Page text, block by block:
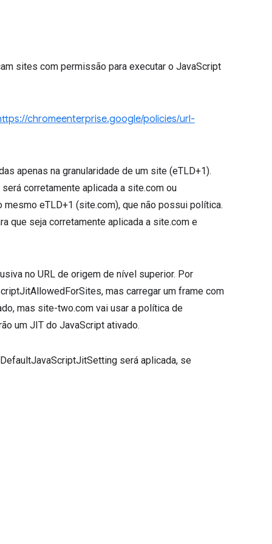
sites com permissão para executar o JavaScript
chromeenterprise.google/policies/url-
apenas na granularidade de um site (eTLD+1).
corretamente aplicada a site.com ou
eTLD+1 (site.com), que não possui política.
que seja corretamente aplicada a site.com e
no URL de origem de nível superior. Por
mas carregar um frame com
mas site-two.com vai usar a política de
um JIT do JavaScript ativado.
será aplicada, se